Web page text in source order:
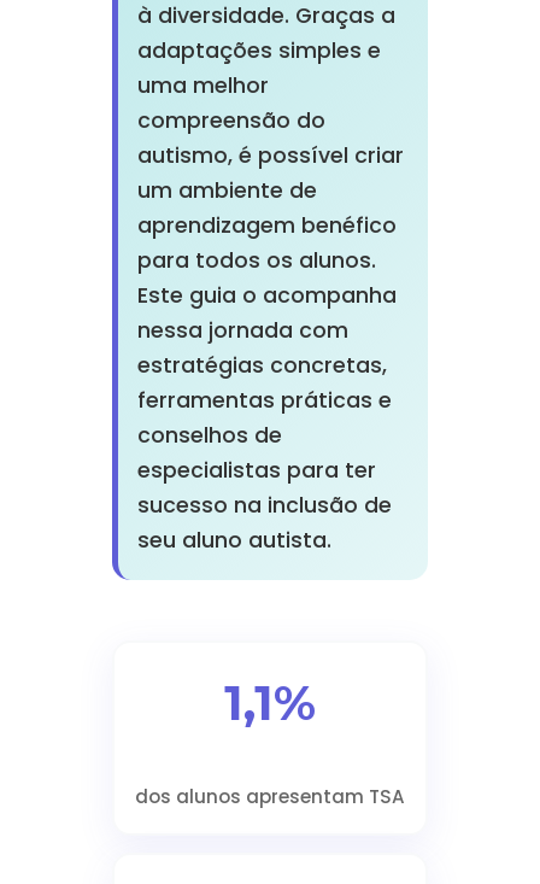
à diversidade. Graças a
adaptações simples e
uma melhor
compreensão do
autismo, é possível criar
um ambiente de
aprendizagem benéfico
para todos os alunos.
Este guia o acompanha
nessa jornada com
estratégias concretas,
ferramentas práticas e
conselhos de
especialistas para ter
sucesso na inclusão de
seu aluno autista.
1,1%
dos alunos apresentam TSA